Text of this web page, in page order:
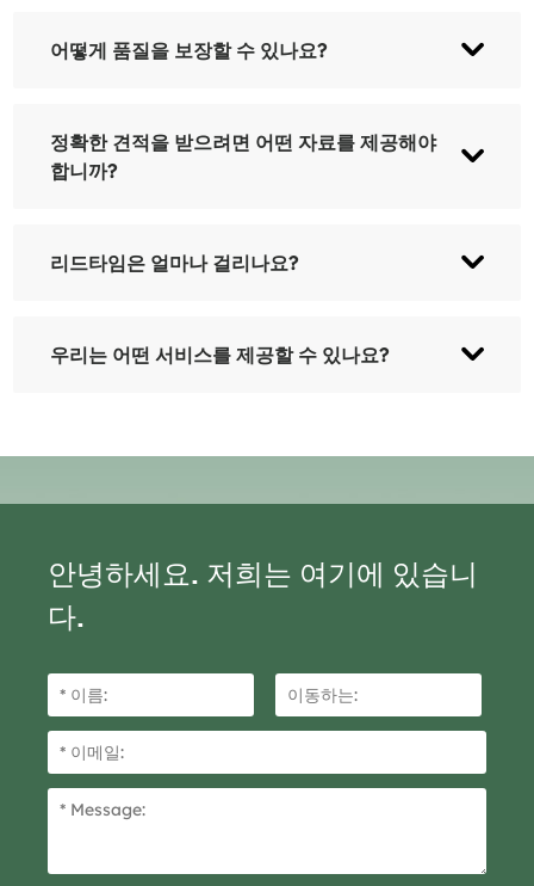
당사는 다양한 맞춤형 특수 테이프를 전문적으로 생
어떻게 품질을 보장할 수 있나요?
대량 생산에 앞서 항상 시제품을 제작하고, 출하 전
에 항상 최종 검사를 실시합니다.
정확한 견적을 받으려면 어떤 자료를 제공해야
합니까?
제품의 길이, 너비, 두께, 수량을 알려주시면, 고객님
리드타임은 얼마나 걸리나요?
일반적으로 보증금을 받은 후 15~30일 이내에 처리
우리는 어떤 서비스를 제공할 수 있나요?
안녕하세요. 저희는 여기에 있습니
다.